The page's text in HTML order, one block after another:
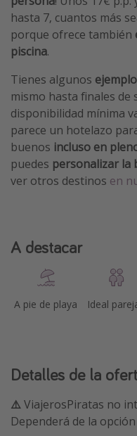
hasta 7, cuantos más
porque ofrece también
piscina.
Tienes algunos
mismo hasta finales de
disponibilidad mínima
parece un hotelazo
buenos incluso en
puedes personalizar la
ver otros destinos en
A destacar
A pie de playa Ideal
Detalles de la
⚠️ViajerosPiratas no
Dependerá de la